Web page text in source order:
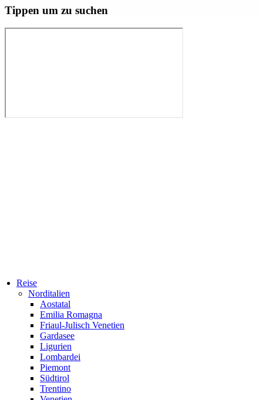
Tippen um zu suchen
Reise
Norditalien
Aostatal
Emilia Romagna
Friaul-Julisch Venetien
Gardasee
Ligurien
Lombardei
Piemont
Südtirol
Trentino